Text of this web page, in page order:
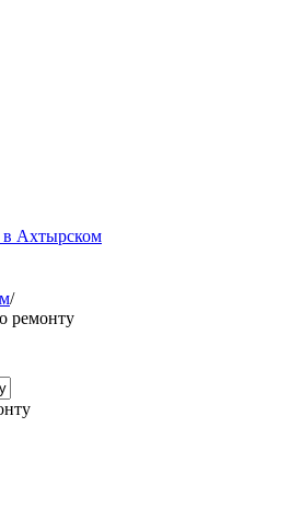
в Ахтырском
/
ремонту